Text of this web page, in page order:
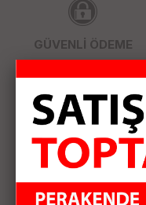
GÜVENLİ ÖDEME
7x24 Whatsapp
Elektronik Toptan